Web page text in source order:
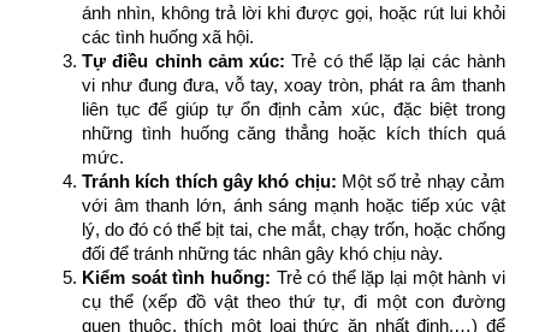
ánh nhìn, không trả lời khi được gọi, hoặc rút lui khỏi
các tình huống xã hội.
Tự điều chỉnh cảm xúc:Trẻ có thể lặp lại các hành
vi như đung đưa, vỗ tay, xoay tròn, phát ra âm thanh
liên tục để giúp tự ổn định cảm xúc, đặc biệt trong
những tình huống căng thẳng hoặc kích thích quá
mức.
Tránh kích thích gây khó chịu: Một số trẻ nhạy cảm
với âm thanh lớn, ánh sáng mạnh hoặc tiếp xúc vật
lý, do đó có thể bịt tai, che mắt, chạy trốn, hoặc chống
đối để tránh những tác nhân gây khó chịu này.
Kiểm soát tình huống: Trẻ có thể lặp lại một hành vi
cụ thể (xếp đồ vật theo thứ tự, đi một con đường
quen thuộc, thích một loại thức ăn nhất định,…) để